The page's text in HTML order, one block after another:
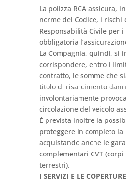
La polizza RCA assicura,
norme del Codice, i rischi
Responsabilità Civile per i
obbligatoria
La Compagnia, quindi, si
corrispondere, entro i
contratto, le somme che
titolo di risarcimento
involontariamente
circolazione del veicolo
È prevista inoltre la
proteggere in completo la
acquistando anche le
complementari CVT (corpi
terrestri).
I SERVIZI E LE